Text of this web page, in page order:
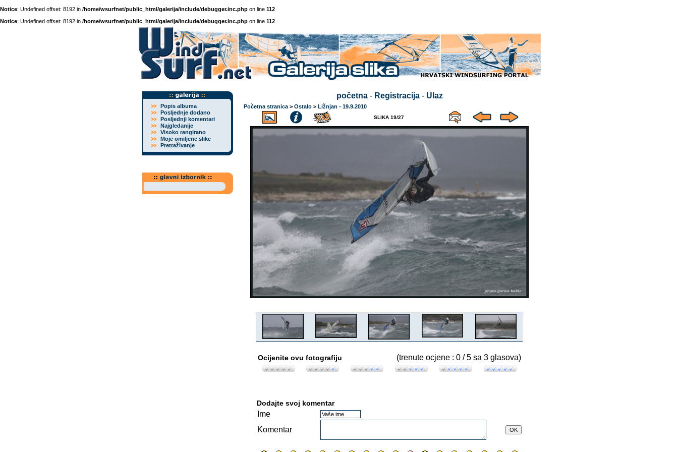
Notice: Undefined offset: 8192 in /home/wsurfnet/public_html/galerija/include/debugger.inc.php on line 112
Notice: Undefined offset: 8192 in /home/wsurfnet/public_html/galerija/include/debugger.inc.php on line 112
Popis albuma
Posljednje dodano
Posljednji komentari
Najgledanije
Visoko rangirano
Moje omiljene slike
Pretraživanje
početna- Registracija- Ulaz
Početna stranica > Ostalo > Ližnjan - 19.9.2010
SLIKA 19/27
Ocijenite ovu fotografiju (trenute ocjene : 0 / 5 sa 3 glasova)
Dodajte svoj komentar
Ime
Komentar